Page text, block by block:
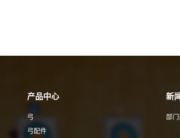
产品中心
弓
弓配件
新
部